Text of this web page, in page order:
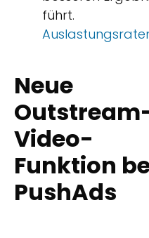
führt.
Neue
Video-
Funktion
PushAds